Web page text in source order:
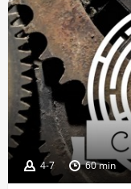
4-7 60 min